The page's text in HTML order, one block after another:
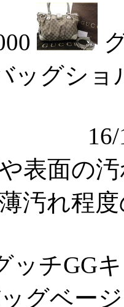
ッグシ
グ 16/
表面の
汚れ程
ッチGG
グベー